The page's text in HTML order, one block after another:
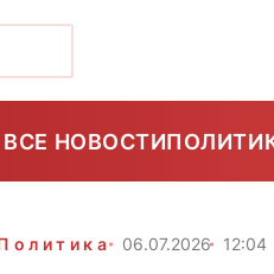
ВСЕ НОВОСТИ
06.07.2026 12:04